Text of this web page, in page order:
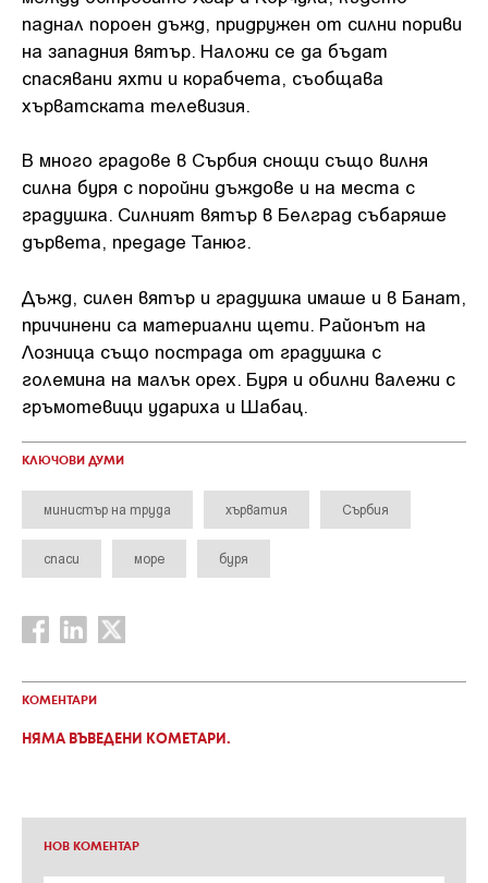
паднал пороен дъжд, придружен от силни пориви
на западния вятър. Наложи се да бъдат
спасявани яхти и корабчета, съобщава
хърватската телевизия.
В много градове в Сърбия снощи също вилня
силна буря с поройни дъждове и на места с
градушка. Силният вятър в Белград събаряше
дървета, предаде Танюг.
Дъжд, силен вятър и градушка имаше и в Банат,
причинени са материални щети. Районът на
Лозница също пострада от градушка с
големина на малък орех. Буря и обилни валежи с
гръмотевици удариха и Шабац.
КЛЮЧОВИ ДУМИ
министър на труда хърватия Сърбия
спаси море буря
КОМЕНТАРИ
НЯМА ВЪВЕДЕНИ КОМЕТАРИ.
НОВ КОМЕНТАР